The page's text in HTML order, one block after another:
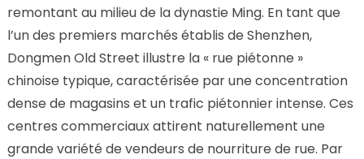
remontant au milieu de la dynastie Ming. En tant que
l’un des premiers marchés établis de Shenzhen,
Dongmen Old Street illustre la « rue piétonne »
chinoise typique, caractérisée par une concentration
dense de magasins et un trafic piétonnier intense. Ces
centres commerciaux attirent naturellement une
grande variété de vendeurs de nourriture de rue. Par